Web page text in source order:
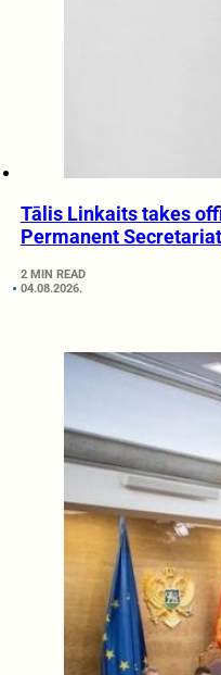
Tālis Linkaits takes
Permanent
2 MIN READ
04.08.2026.